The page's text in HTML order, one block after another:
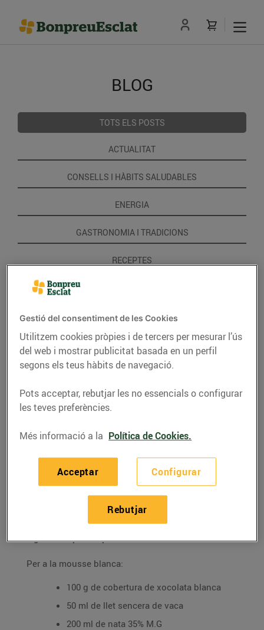
BLOG
TOTS ELS POSTS
ACTUALITAT
CONSELLS I HÀBITS SALUDABLES
ENERGIA
GASTRONOMIA I TRADICIONS
RECEPTES
RECEPTES
Mousse de xocolata
negra i blanca
Ingredients per a 4 persones
Per a la mousse blanca:
100 g de cobertura de xocolata blanca
50 ml de llet sencera de vaca
200 ml de nata 35% M.G
Gestió del consentiment de les Cookies
Utilitzem cookies pròpies i de tercers per mesurar l’ús
del web i mostrar publicitat basada en un perfil
segons els teus hàbits de navegació.
Pots acceptar, rebutjar les no essencials o configurar
les teves preferències.
Més informació a la Política de Cookies.
Configurar
Rebutjar
Acceptar